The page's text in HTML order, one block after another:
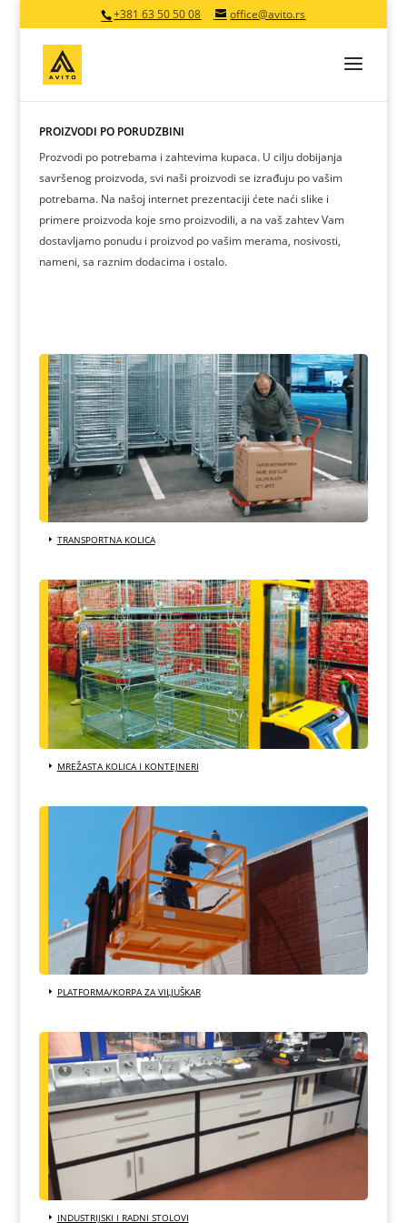
+381 63 50 50 08 office@avito.rs
PROIZVODI PO PORUDŽBINI
Prozvodi po potrebama i zahtevima kupaca. U cilju dobijanja
savršenog proizvoda, svi naši proizvodi se izrađuju po vašim
potrebama. Na našoj internet prezentaciji ćete naći slike i
primere proizvoda koje smo proizvodili, a na vaš zahtev Vam
dostavljamo ponudu i proizvod po vašim merama, nosivosti,
nameni, sa raznim dodacima i ostalo.
TRANSPORTNA KOLICA
MREŽASTA KOLICA I KONTEJNERI
PLATFORMA/KORPA ZA VILJUŠKAR
INDUSTRIJSKI I RADNI STOLOVI